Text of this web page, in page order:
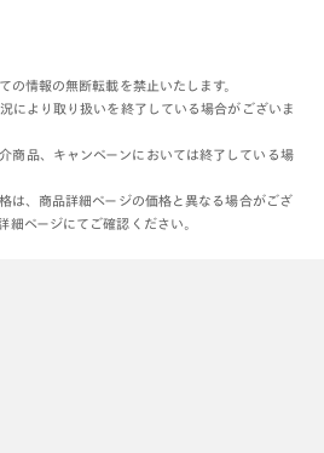
情報の無断転載を禁止いたします。
により取り扱いを終了している場合がございま
商品、キャンペーンにおいては終了している場
は、商品詳細ページの価格と異なる場合がござ
細ページにてご確認ください。